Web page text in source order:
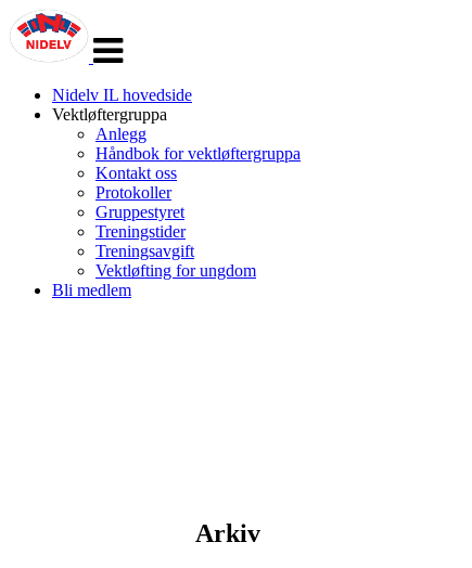
navigasjon
Nidelv IL hovedside
Vektløftergruppa
Anlegg
Håndbok for vektløftergruppa
Kontakt oss
Protokoller
Gruppestyret
Treningstider
Treningsavgift
Vektløfting for ungdom
Bli medlem
Arkiv